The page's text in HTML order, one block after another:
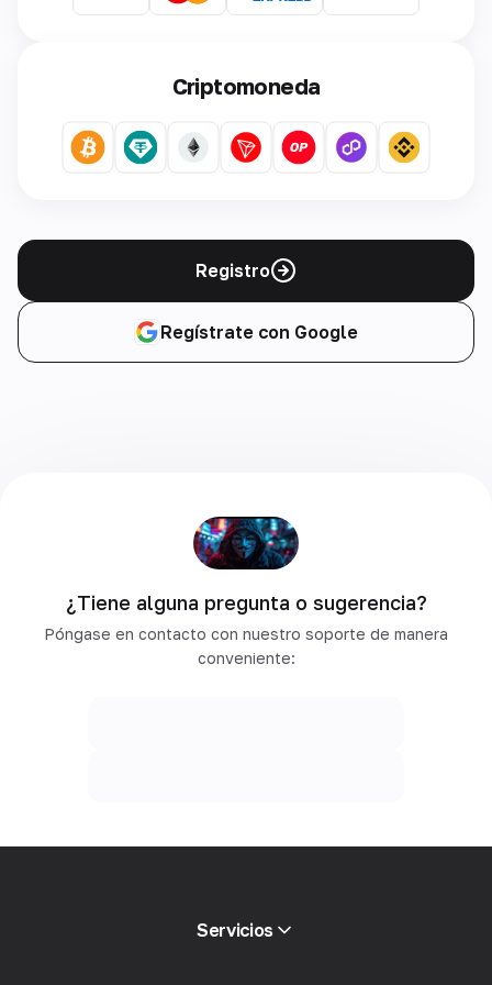
Criptomoneda
Registro
Regístrate con Google
¿Tiene alguna pregunta o sugerencia?
Póngase en contacto con nuestro soporte de manera
conveniente:
Servicios